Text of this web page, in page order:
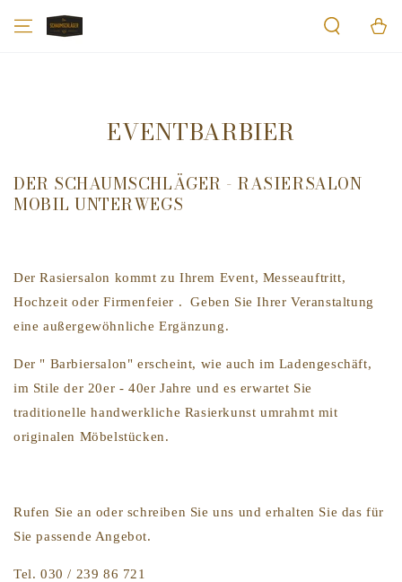
SPRINGEN
EVENTBARBIER
DER SCHAUMSCHLÄGER - RASIERSALON
MOBIL UNTERWEGS
Der Rasiersalon kommt zu Ihrem Event, Messeauftritt,
Hochzeit oder Firmenfeier . Geben Sie Ihrer Veranstaltung
eine außergewöhnliche Ergänzung.
Der " Barbiersalon" erscheint, wie auch im Ladengeschäft,
im Stile der 20er - 40er Jahre und es erwartet Sie
traditionelle handwerkliche Rasierkunst umrahmt mit
originalen Möbelstücken.
Rufen Sie an oder schreiben Sie uns und erhalten Sie das für
Sie passende Angebot.
Tel. 030 / 239 86 721